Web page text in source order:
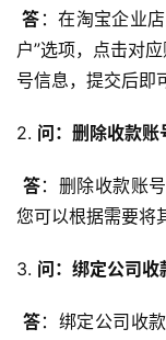
答 ：在淘宝企业
户”选项，点击对
号信息，提交后即
2. 问：删除收款账
答：删除收款账
您可以根据需要将
3. 问：绑定公司收
答：绑定公司收